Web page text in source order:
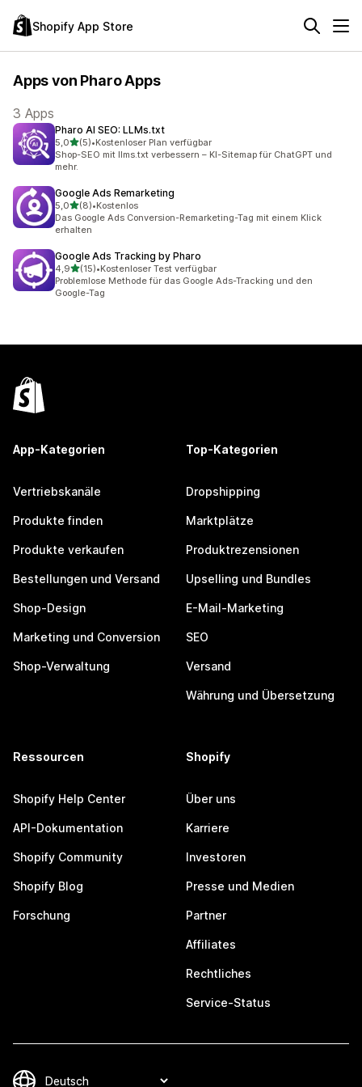
Shopify App Store
Apps von Pharo Apps
3 Apps
Pharo AI SEO: LLMs.txt
5,0von 5 Sternen
(5)
5 Rezensionen insgesamt
•Kostenloser Plan verfügbar
Shop-SEO mit llms.txt verbessern – KI-Sitemap für ChatGPT und
mehr.
Google Ads Remarketing
5,0von 5 Sternen
(8)
8 Rezensionen insgesamt
•Kostenlos
Das Google Ads Conversion-Remarketing-Tag mit einem Klick
erhalten
Google Ads Tracking by Pharo
4,9von 5 Sternen
(15)
15 Rezensionen insgesamt
•Kostenloser Test verfügbar
Problemlose Methode für das Google Ads-Tracking und den
Google-Tag
App-Kategorien
Vertriebskanäle
Produkte finden
Produkte verkaufen
Bestellungen und Versand
Shop-Design
Marketing und Conversion
Shop-Verwaltung
Top-Kategorien
Dropshipping
Marktplätze
Produktrezensionen
Upselling und Bundles
E-Mail-Marketing
SEO
Versand
Währung und Übersetzung
Ressourcen
Shopify Help Center
API-Dokumentation
Shopify Community
Shopify Blog
Forschung
Shopify
Über uns
Karriere
Investoren
Presse und Medien
Partner
Affiliates
Rechtliches
Service-Status